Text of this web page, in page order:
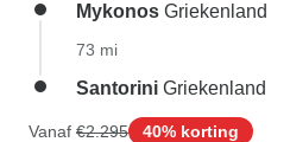
Mykonos Griekenland
73 mi
Santorini Griekenland
Vanaf €2.295 40% korting